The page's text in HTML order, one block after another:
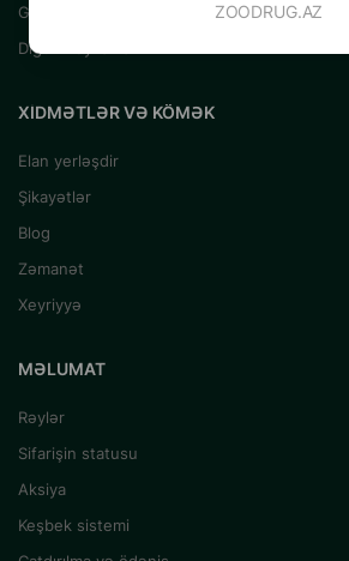
ZOODRUG.AZ
Gəmiricilər üçün
Digər Heyvanlar
XIDMƏTLƏR VƏ KÖMƏK
Elan yerləşdir
Şikayətlər
Blog
Zəmanət
Xeyriyyə
MƏLUMAT
Rəylər
Sifarişin statusu
Aksiya
Keşbek sistemi